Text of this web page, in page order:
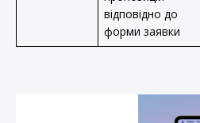
відповідно до
форми заявки